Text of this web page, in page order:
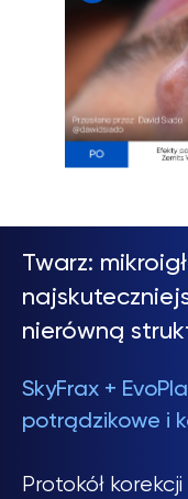
Twarz:
nierówną
SkyFrax +
potrądzikowe i
Protokół